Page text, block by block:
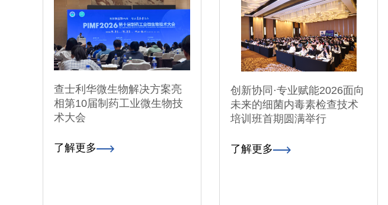
查士利华微生物解决方案亮
相第10届制药工业微生物技
术大会
了解更多
创新协同·专业赋能2026面向
未来的细菌内毒素检查技术
培训班首期圆满举行
了解更多